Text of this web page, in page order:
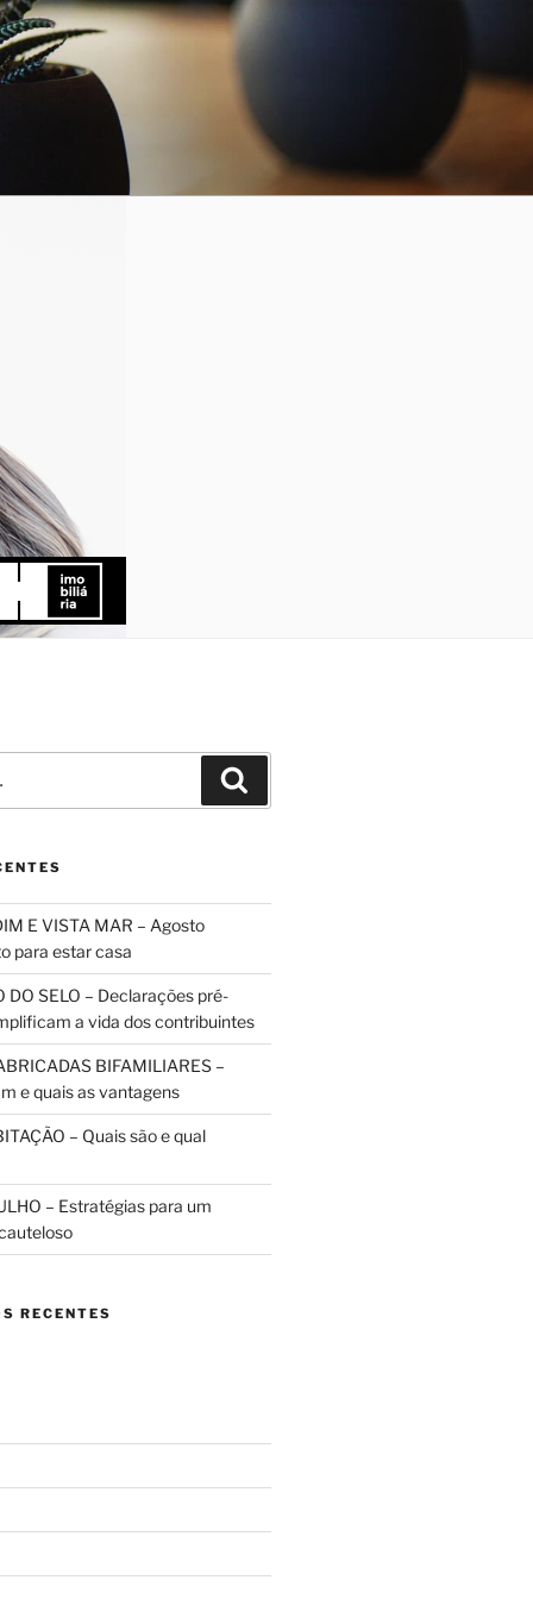
E VISTA MAR – Agosto
para estar casa
DO SELO – Declarações pré-
a vida dos contribuintes
BIFAMILIARES –
e quais as vantagens
– Quais são e qual
– Estratégias para um
RECENTES